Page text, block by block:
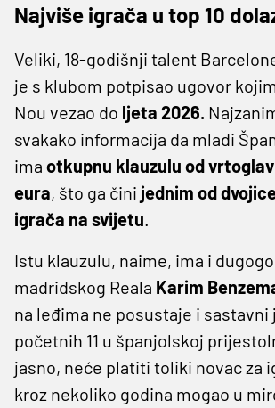
Najviše igrača u top 10
Veliki, 18-godišnji talent
je s klubom potpisao ugovor
Nou vezao do ljeta 2026.
svakako informacija da mladi
ima otkupnu klauzulu od
eura, što ga čini jednim od
igrača na svijetu.
Istu klauzulu, naime, ima i
madridskog Reala Karim
na leđima ne posustaje i sastavni
početnih 11 u španjolskoj
jasno, neće platiti toliki novac za
kroz nekoliko godina mogao u